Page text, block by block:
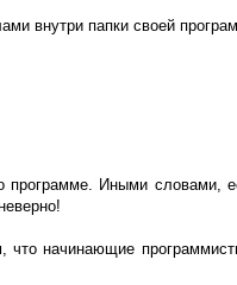
внутри папки своей
программе. Иными словами,
что начинающие